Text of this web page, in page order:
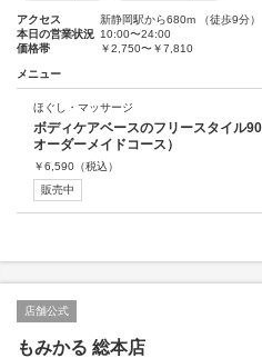
アクセス
新静岡駅から680m （徒歩9分）
本日の営業状況 10:00〜24:00
価格帯
￥2,750〜￥7,810
メニュー
ほぐし・マッサージ
ボディケアベースのフリースタイル
オーダーメイドコース）
￥6,590 （税込）
販売中
店舗公式
もみかる 総本店